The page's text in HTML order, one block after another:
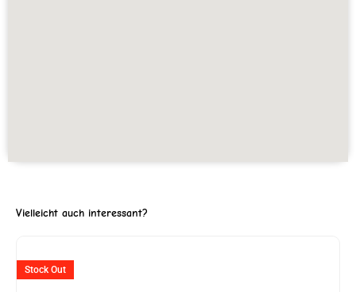
Vielleicht auch interessant?
Stock Out